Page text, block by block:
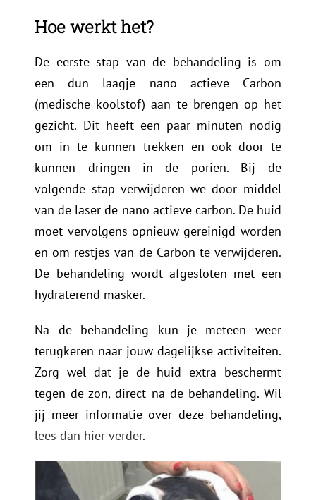
Hoe werkt het?
De eerste stap van de behandeling is om
een dun laagje nano actieve Carbon
(medische koolstof) aan te brengen op het
gezicht. Dit heeft een paar minuten nodig
om in te kunnen trekken en ook door te
kunnen dringen in de poriën. Bij de
volgende stap verwijderen we door middel
van de laser de nano actieve carbon.De huid
moet vervolgens opnieuw gereinigd worden
en om restjes van de Carbon te verwijderen.
De behandeling wordt afgesloten met een
hydraterend masker.
Na de behandeling kun je meteen weer
terugkeren naar jouw dagelijkse activiteiten.
Zorg wel dat je de huid extra beschermt
tegen de zon, direct na de behandeling. Wil
jij meer informatie over deze behandeling,
lees dan hier verder.